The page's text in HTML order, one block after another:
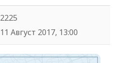
2225
11 Август 2017, 13:00